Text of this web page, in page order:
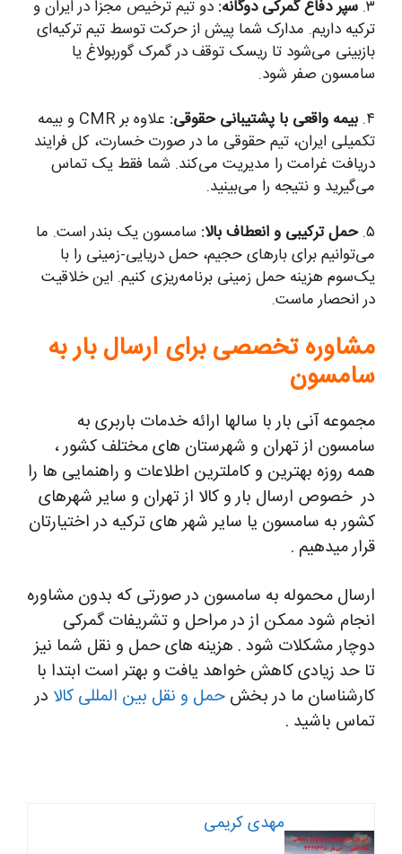
۳. سپر دفاع گمرکی دوگانه: دو تیم ترخیص مجزا در ایران و
ترکیه داریم. مدارک شما پیش از حرکت توسط تیم ترکیه‌ای
بازبینی می‌شود تا ریسک توقف در گمرک گوربولاغ یا
سامسون صفر شود.
۴. بیمه واقعی با پشتیبانی حقوقی:
علاوه بر CMR و بیمه
تکمیلی ایران، تیم حقوقی ما در صورت خسارت، کل فرایند
دریافت غرامت را مدیریت می‌کند. شما فقط یک تماس
می‌گیرید و نتیجه را می‌بینید.
۵. حمل ترکیبی و انعطاف بالا: سامسون یک بندر است. ما
می‌توانیم برای بارهای حجیم، حمل دریایی-زمینی را با
یک‌سوم هزینه حمل زمینی برنامه‌ریزی کنیم. این خلاقیت
در انحصار ماست.
مشاوره تخصصی برای ارسال بار به
سامسون
مجموعه آنی بار با سالها ارائه خدمات باربری به
سامسون از تهران و شهرستان های مختلف کشور ،
همه روزه بهترین و کاملترین اطلاعات و راهنمایی ها را
در خصوص ارسال بار و کالا از تهران و سایر شهرهای
کشور به سامسون یا سایر شهر های ترکیه در اختیارتان
قرار میدهیم .
ارسال محموله به سامسون در صورتی که بدون مشاوره
انجام شود ممکن از در مراحل و تشریفات گمرکی
دوچار مشکلات شود . هزینه های حمل و نقل شما نیز
تا حد زیادی کاهش خواهد یافت و بهتر است ابتدا با
کارشناسان ما در بخش حمل و نقل بین المللی کالا در
تماس باشید .
مهدی کریمی